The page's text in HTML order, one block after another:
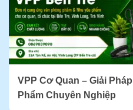
VPP Cơ Quan – Giải
Phẩm Chuyên Nghiệp